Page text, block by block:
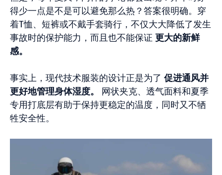
得少一点是不是可以避免那么热？答案很明确。穿
着T恤、短裤或不戴手套骑行，不仅大大降低了发生
事故时的保护能力，而且也不能保证 更大的新鲜
感。
事实上，现代技术服装的设计正是为了 促进通风并
更好地管理身体湿度。
网状夹克、透气面料和夏季
专用打底层有助于保持更稳定的温度，同时又不牺
牲安全性。